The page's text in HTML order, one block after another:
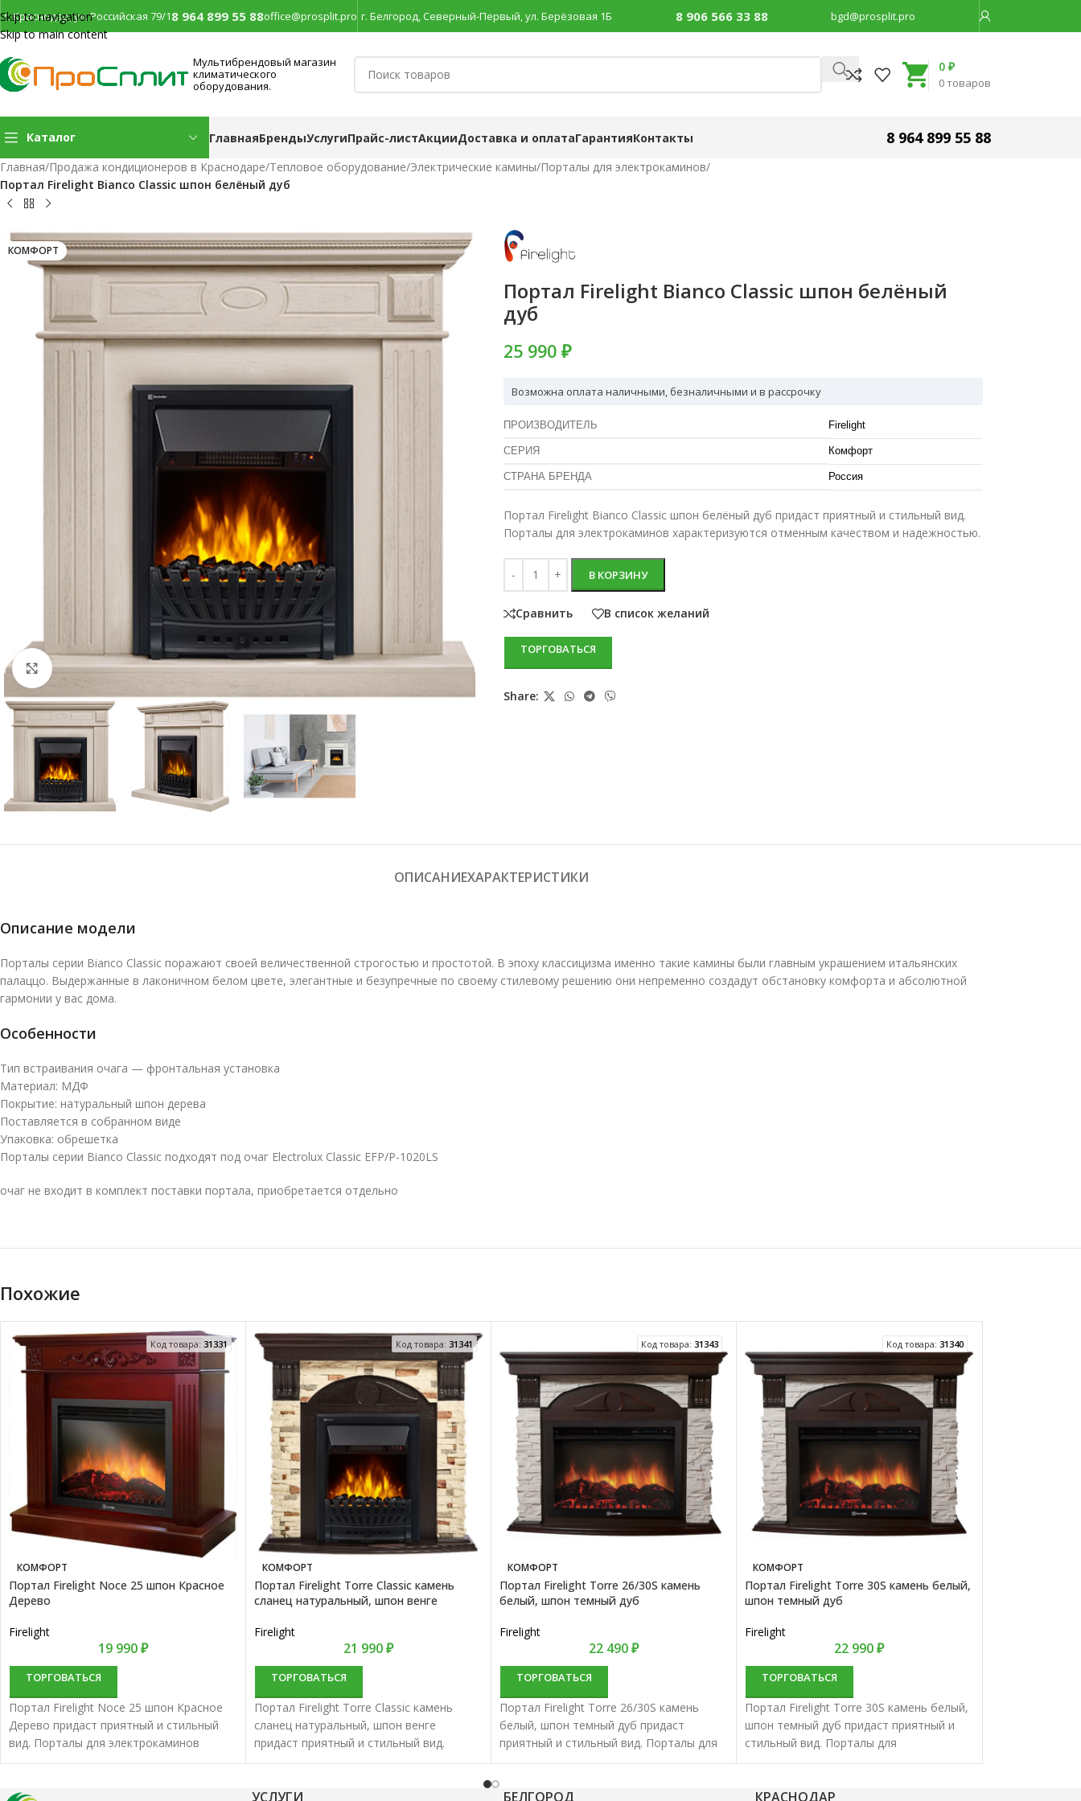
Skip to navigation
Skip to main content
г. Краснодар, ул. Российская 79/18 964 899 55 88office@prosplit.pro г. Белгород, Северный-Первый, ул. Берёзовая 1Б 8 906 566 33 88 bgd@prosplit.pro
Мультибрендовый магазин
климатического
оборудования.
0товаров
0 ₽
Каталог ГлавнаяБрендыУслугиПрайс-листАкцииДоставка и оплатаГарантияКонтакты 8 964 899 55 88
Главная/Продажа кондиционеров в Краснодаре/Тепловое оборудование/Электрические камины/Порталы для электрокаминов/
Портал Firelight Bianco Classic шпон белёный дуб
КОМФОРТ
Нажмите, чтобы увеличить
Портал Firelight Bianco Classic шпон белёный
дуб
25 990 ₽
Возможна оплата наличными, безналичными и в рассрочку
ПРОИЗВОДИТЕЛЬ Firelight
СЕРИЯ Комфорт
СТРАНА БРЕНДА Россия
Портал Firelight Bianco Classic шпон белёный дуб придаст приятный и стильный вид.
Порталы для электрокаминов характеризуются отменным качеством и надежностью.
В КОРЗИНУ
Сравнить В список желаний
ТОРГОВАТЬСЯ
Share:
ОПИСАНИЕХАРАКТЕРИСТИКИ
Описание модели
Порталы серии Bianco Classic поражают своей величественной строгостью и простотой. В эпоху классицизма именно такие камины были главным украшением итальянских
палаццо. Выдержанные в лаконичном белом цвете, элегантные и безупречные по своему стилевому решению они непременно создадут обстановку комфорта и абсолютной
гармонии у вас дома.
Особенности
Тип встраивания очага — фронтальная установка
Материал: МДФ
Покрытие: натуральный шпон дерева
Поставляется в собранном виде
Упаковка: обрешетка
Порталы серии Bianco Classic подходят под очаг Electrolux Classic EFP/P-1020LS
очаг не входит в комплект поставки портала, приобретается отдельно
Похожие
Код товара: 31331
КОМФОРТ
Портал Firelight Noce 25 шпон Красное
Дерево
Firelight
19 990₽
ТОРГОВАТЬСЯ
Портал Firelight Noce 25 шпон Красное
Дерево придаст приятный и стильный
вид. Порталы для электрокаминов
характеризуются отменным качеством и
Код товара: 31341
КОМФОРТ
Портал Firelight Torre Classic камень
сланец натуральный, шпон венге
Firelight
21 990₽
ТОРГОВАТЬСЯ
Портал Firelight Torre Classic камень
сланец натуральный, шпон венге
придаст приятный и стильный вид.
Порталы для электрокаминов
надежностью.
Код товара: 31343
КОМФОРТ
Портал Firelight Torre 26/30S камень
белый, шпон темный дуб
Firelight
22 490₽
ТОРГОВАТЬСЯ
Портал Firelight Torre 26/30S камень
белый, шпон темный дуб придаст
приятный и стильный вид. Порталы для
электрокаминов характеризуются
Код товара: 31340
КОМФОРТ
Портал Firelight Torre 30S камень белый,
шпон темный дуб
Firelight
22 990₽
ТОРГОВАТЬСЯ
Портал Firelight Torre 30S камень белый,
шпон темный дуб придаст приятный и
стильный вид. Порталы для
электрокаминов характеризуются
УСЛУГИ БЕЛГОРОД КРАСНОДАР